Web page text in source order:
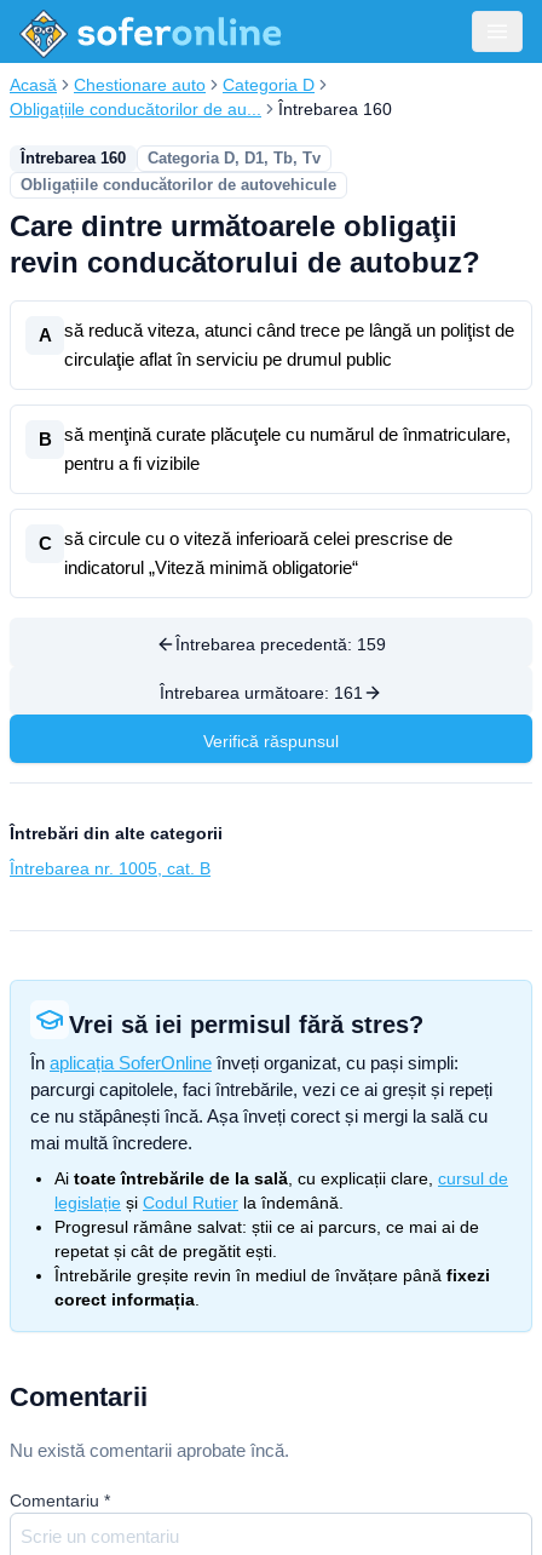
Acasă Chestionare auto
Categoria D
Obligațiile conducătorilor de au...
Întrebarea 160
Întrebarea 160
Categoria D, D1, Tb, Tv
Obligațiile conducătorilor de autovehicule
Care dintre următoarele obligaţii
revin conducătorului de autobuz?
A
să reducă viteza, atunci când trece pe lângă un poliţist de
circulaţie aflat în serviciu pe drumul public
B
să menţină curate plăcuţele cu numărul de înmatriculare,
pentru a fi vizibile
C
să circule cu o viteză inferioară celei prescrise de
indicatorul „Viteză minimă obligatorie“
Întrebarea precedentă: 159
Întrebarea următoare: 161
Verifică răspunsul
Întrebări din alte categorii
Întrebarea nr. 1005, cat. B
Vrei să iei permisul fără stres?
În aplicația SoferOnline înveți organizat, cu pași simpli:
parcurgi capitolele, faci întrebările, vezi ce ai greșit și repeți
ce nu stăpânești încă. Așa înveți corect și mergi la sală cu
mai multă încredere.
Ai toate întrebările de la sală , cu explicații clare, cursul de
legislație și Codul Rutier la îndemână.
Progresul rămâne salvat: știi ce ai parcurs, ce mai ai de
repetat și cât de pregătit ești.
Întrebările greșite revin în mediul de învățare până fixezi
corect informația
Comentarii
Nu există comentarii aprobate încă.
Comentariu *